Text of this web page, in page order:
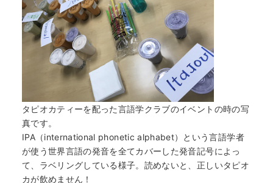
タピオカティーを配った言語学クラブのイベントの時の写
真です。
IPA（international phonetic alphabet）という言語学者
が使う世界言語の発音を全てカバーした発音記号によっ
て、ラベリングしている様子。読めないと、正しいタピオ
カが飲めません！